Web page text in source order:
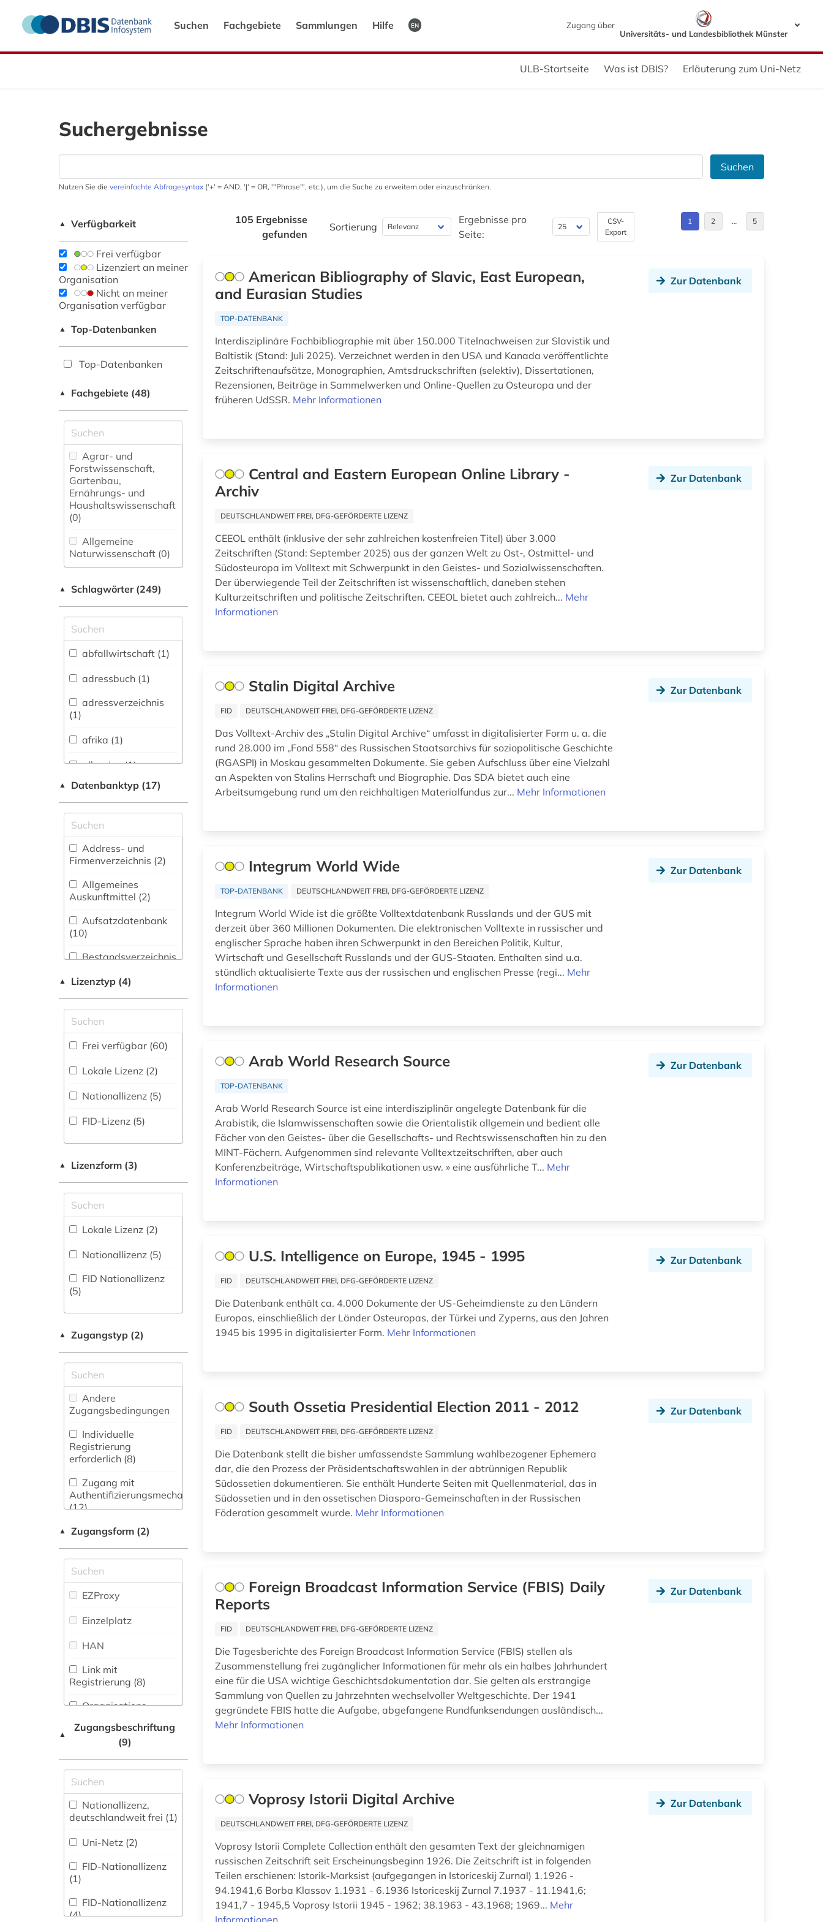
Suchen Fachgebiete Sammlungen Hilfe EN
Zugang über
Universitäts- und Landesbibliothek Münster
ULB-Startseite Was ist DBIS? Erläuterung zum Uni-Netz
Suchergebnisse
Suchen
Nutzen Sie die vereinfachte Abfragesyntax ('+' = AND, '|' = OR, '"Phrase"', etc.), um die Suche zu erweitern oder einzuschränken.
▲ Verfügbarkeit
Frei verfügbar
Lizenziert an meiner
Organisation
Nicht an meiner
Organisation verfügbar
▲ Top-Datenbanken
Top-Datenbanken
▲ Fachgebiete (48)
Agrar- und
Forstwissenschaft,
Gartenbau,
Ernährungs- und
Haushaltswissenschaft
(0)
Allgemeine
Naturwissenschaft (0)
fachübergreifende
Allgemeine und
vergleichende Sprach-
und
Literaturwissenschaft.
Indogermanistik.
Außereuropäische
Sprachen und
Literaturen (1)
Anglistik.
Amerikanistik (0)
Vermessungswesen (0)
Biologie,
Biotechnologie (0)
Buch- und
Bibliothekswesen,
Informationswissenschaft
(0)
Chemie und
Pharmazie (0)
Elektrotechnik,
Elektronik,
Nachrichtentechnik (1)
Energietechnik (1)
Ethnologie (5)
Europäisches
Dokumentationszentrum
(EDZ) (0)
Countries Studies (0)
Geowissenschaften
(0)
Niederlandistik.
Skandinavistik (2)
Geschichte (43)
Pädagogik und des
Gesundheitswissenschaften
(0)
Informatik (0)
Klassische
Philologie.
Byzantinistik.
Mittellateinische und
Neugriechische
Philologie. Neulatein (0)
Kunstgeschichte (5)
Mathematik (0)
Medien- und
Kommunikationswissenschaften,
Kommunikationsdesign (1)
Medizin (0)
Militärwissenschaft
(0)
(0)
Natur- und
Umweltschutz (0)
Pädagogik (0)
Philosophie (1)
Physik (0)
Politologie (22)
Psychologie (0)
Rechtswissenschaft
▲ Schlagwörter (249)
abfallwirtschaft (1)
adressbuch (1)
adressverzeichnis
(1)
afrika (1)
albanien (1)
arabische staaten
(1)
arabistik (1)
archiv (3)
asyl (1)
asylverfahren (1)
atlas (1)
augenzeugenbericht
(1)
bakunin (1)
staatsbibliothek (2)
bestandserhaltung
bibliografie (9)
bibliographie (11)
bildstock (1)
binnenvertriebener
(1)
biographie (1)
bosnien und
bulgarien (1)
(1)
deutsch (1)
deutsche ostgebiete
(1)
deutschland (7)
digitale edition (1)
digitalisierung (1)
dissens (1)
dissertation (1)
druckwerk (1)
bibliothek (1)
elektronische
zeitschrift (3)
elektronisches buch
emissionen (1)
estland (3)
estnisch (1)
eurasien (1)
europa (4)
feldpost (1)
▲ Datenbanktyp (17)
Address- und
Firmenverzeichnis (2)
Allgemeines
Auskunftmittel (2)
Aufsatzdatenbank
(10)
Bestandsverzeichnis
Buchhandelsverzeichnis
Disziplinäre
Forschungsdatenrepositorien
(1
Disziplinäre
Fachbibliographie
Faktendatenbank (5
National-,
Regionalbibliographie
(23
Portal (12
Sammlung Nicht-
Wörterbuch,
Enzyklopädie,
Nachschlagwerk (11)
Zeitung (3)
Zeitungs-,
Zeitschriftenbibliographie
(3
▲ Lizenztyp (4)
Frei verfügbar (60)
Lokale Lizenz (2)
Nationallizenz (5)
FID-Lizenz (5)
▲ Lizenzform (3)
Lokale Lizenz (2)
Nationallizenz (5)
FID Nationallizenz
(5)
▲ Zugangstyp (2)
Andere
Zugangsbedingungen
Individuelle
Registrierung
erforderlich (8)
Zugang mit
Authentifizierungsmechanismen
(12)
▲ Zugangsform (2)
EZProxy
Einzelplatz
HAN
Link mit
Registrierung (8)
Organisations-
Shibboleth
Zugriff vor Ort
▲
Zugangsbeschriftung
(9)
Nationallizenz,
deutschlandweit frei (1)
Uni-Netz (2)
FID-Nationallizenz
(1)
FID-Nationallizenz
(4)
105 Ergebnisse
gefunden
Sortierung
Ergebnisse pro
Seite:
CSV-
Export
1 2 … 5
American Bibliography of Slavic, East European,
and Eurasian Studies
TOP-DATENBANK
Interdisziplinäre Fachbibliographie mit über 150.000 Titelnachweisen zur Slavistik und
Baltistik (Stand: Juli 2025). Verzeichnet werden in den USA und Kanada veröffentlichte
Zeitschriftenaufsätze, Monographien, Amtsdruckschriften (selektiv), Dissertationen,
Rezensionen, Beiträge in Sammelwerken und Online-Quellen zu Osteuropa und der
früheren UdSSR. Mehr Informationen
Zur Datenbank
Central and Eastern European Online Library -
Archiv
DEUTSCHLANDWEIT FREI, DFG-GEFÖRDERTE LIZENZ
CEEOL enthält (inklusive der sehr zahlreichen kostenfreien Titel) über 3.000
Zeitschriften (Stand: September 2025) aus der ganzen Welt zu Ost-, Ostmittel- und
Südosteuropa im Volltext mit Schwerpunkt in den Geistes- und Sozialwissenschaften.
Der überwiegende Teil der Zeitschriften ist wissenschaftlich, daneben stehen
Kulturzeitschriften und politische Zeitschriften. CEEOL bietet auch zahlreich... Mehr
Informationen
Zur Datenbank
Stalin Digital Archive
FID DEUTSCHLANDWEIT FREI, DFG-GEFÖRDERTE LIZENZ
Das Volltext-Archiv des „Stalin Digital Archive“ umfasst in digitalisierter Form u. a. die
rund 28.000 im „Fond 558“ des Russischen Staatsarchivs für soziopolitische Geschichte
(RGASPI) in Moskau gesammelten Dokumente. Sie geben Aufschluss über eine Vielzahl
an Aspekten von Stalins Herrschaft und Biographie. Das SDA bietet auch eine
Arbeitsumgebung rund um den reichhaltigen Materialfundus zur... Mehr Informationen
Zur Datenbank
Integrum World Wide
TOP-DATENBANK DEUTSCHLANDWEIT FREI, DFG-GEFÖRDERTE LIZENZ
Integrum World Wide ist die größte Volltextdatenbank Russlands und der GUS mit
derzeit über 360 Millionen Dokumenten. Die elektronischen Volltexte in russischer und
englischer Sprache haben ihren Schwerpunkt in den Bereichen Politik, Kultur,
Wirtschaft und Gesellschaft Russlands und der GUS-Staaten. Enthalten sind u.a.
stündlich aktualisierte Texte aus der russischen und englischen Presse (regi... Mehr
Informationen
Zur Datenbank
Arab World Research Source
TOP-DATENBANK
Arab World Research Source ist eine interdisziplinär angelegte Datenbank für die
Arabistik, die Islamwissenschaften sowie die Orientalistik allgemein und bedient alle
Fächer von den Geistes- über die Gesellschafts- und Rechtswissenschaften hin zu den
MINT-Fächern. Aufgenommen sind relevante Volltextzeitschriften, aber auch
Konferenzbeiträge, Wirtschaftspublikationen usw. » eine ausführliche T... Mehr
Informationen
Zur Datenbank
U.S. Intelligence on Europe, 1945 - 1995
FID DEUTSCHLANDWEIT FREI, DFG-GEFÖRDERTE LIZENZ
Die Datenbank enthält ca. 4.000 Dokumente der US-Geheimdienste zu den Ländern
Europas, einschließlich der Länder Osteuropas, der Türkei und Zyperns, aus den Jahren
1945 bis 1995 in digitalisierter Form. Mehr Informationen
Zur Datenbank
South Ossetia Presidential Election 2011 - 2012
FID DEUTSCHLANDWEIT FREI, DFG-GEFÖRDERTE LIZENZ
Die Datenbank stellt die bisher umfassendste Sammlung wahlbezogener Ephemera
dar, die den Prozess der Präsidentschaftswahlen in der abtrünnigen Republik
Südossetien dokumentieren. Sie enthält Hunderte Seiten mit Quellenmaterial, das in
Südossetien und in den ossetischen Diaspora-Gemeinschaften in der Russischen
Föderation gesammelt wurde. Mehr Informationen
Zur Datenbank
Foreign Broadcast Information Service (FBIS) Daily
Reports
FID DEUTSCHLANDWEIT FREI, DFG-GEFÖRDERTE LIZENZ
Die Tagesberichte des Foreign Broadcast Information Service (FBIS) stellen als
Zusammenstellung frei zugänglicher Informationen für mehr als ein halbes Jahrhundert
eine für die USA wichtige Geschichtsdokumentation dar. Sie gelten als erstrangige
Sammlung von Quellen zu Jahrzehnten wechselvoller Weltgeschichte. Der 1941
gegründete FBIS hatte die Aufgabe, abgefangene Rundfunksendungen ausländisch...
Mehr Informationen
Zur Datenbank
Voprosy Istorii Digital Archive
DEUTSCHLANDWEIT FREI, DFG-GEFÖRDERTE LIZENZ
Voprosy Istorii Complete Collection enthält den gesamten Text der gleichnamigen
russischen Zeitschrift seit Erscheinungsbeginn 1926. Die Zeitschrift ist in folgenden
Teilen erschienen: Istorik-Marksist (aufgegangen in Istoriceskij Zurnal) 1.1926 -
94.1941,6 Borba Klassov 1.1931 - 6.1936 Istoriceskij Zurnal 7.1937 - 11.1941,6;
1941,7 - 1945,5 Voprosy Istorii 1945 - 1962; 38.1963 - 43.1968; 1969... Mehr
Zur Datenbank